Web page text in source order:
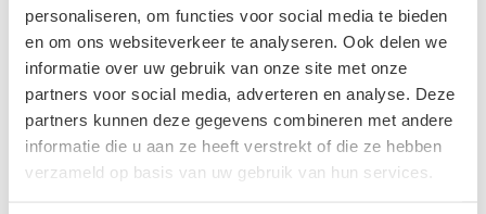
personaliseren, om functies voor social media te bieden
en om ons websiteverkeer te analyseren. Ook delen we
informatie over uw gebruik van onze site met onze
partners voor social media, adverteren en analyse. Deze
partners kunnen deze gegevens combineren met andere
informatie die u aan ze heeft verstrekt of die ze hebben
verzameld op basis van uw gebruik van hun services.
Naam *
Voornaam
Achternaam